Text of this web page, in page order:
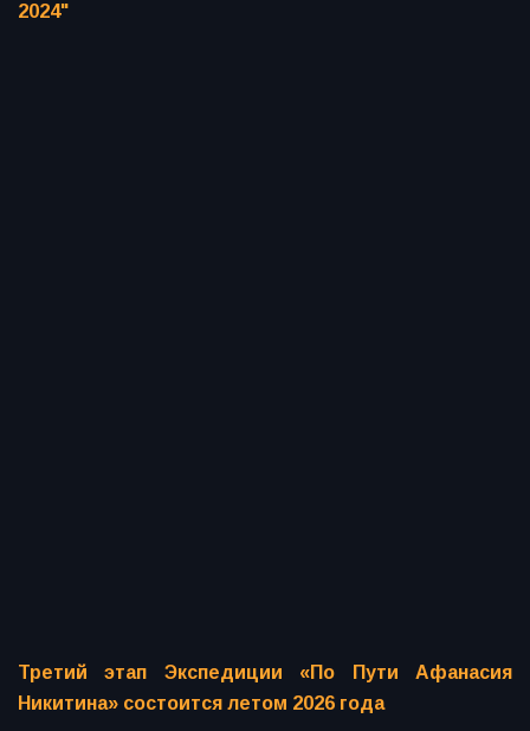
2024"
Третий этап Экспедиции «По Пути Афанасия
Никитина» состоится летом 2026 года